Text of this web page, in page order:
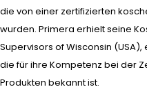
die von einer zertifizierten
wurden. Primera erhielt seine
Supervisors of Wisconsin
die für ihre Kompetenz bei der
Produkten bekannt ist.